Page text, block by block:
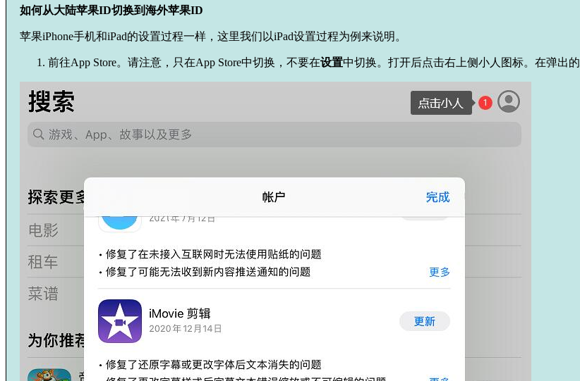
如何从大陆苹果ID切换到海外苹果ID
苹果iPhone手机和iPad的设置过程一样，这里我们以iPad设置过程为例来说明。
前往App Store。请注意，只在App Store中切换，不要在设置中切换。打开后点击右上侧小人图标。在弹出的